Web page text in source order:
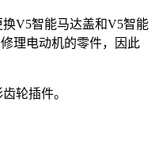
V5智能马达盖和V5智能
理电动机的零件，因此
轮插件。